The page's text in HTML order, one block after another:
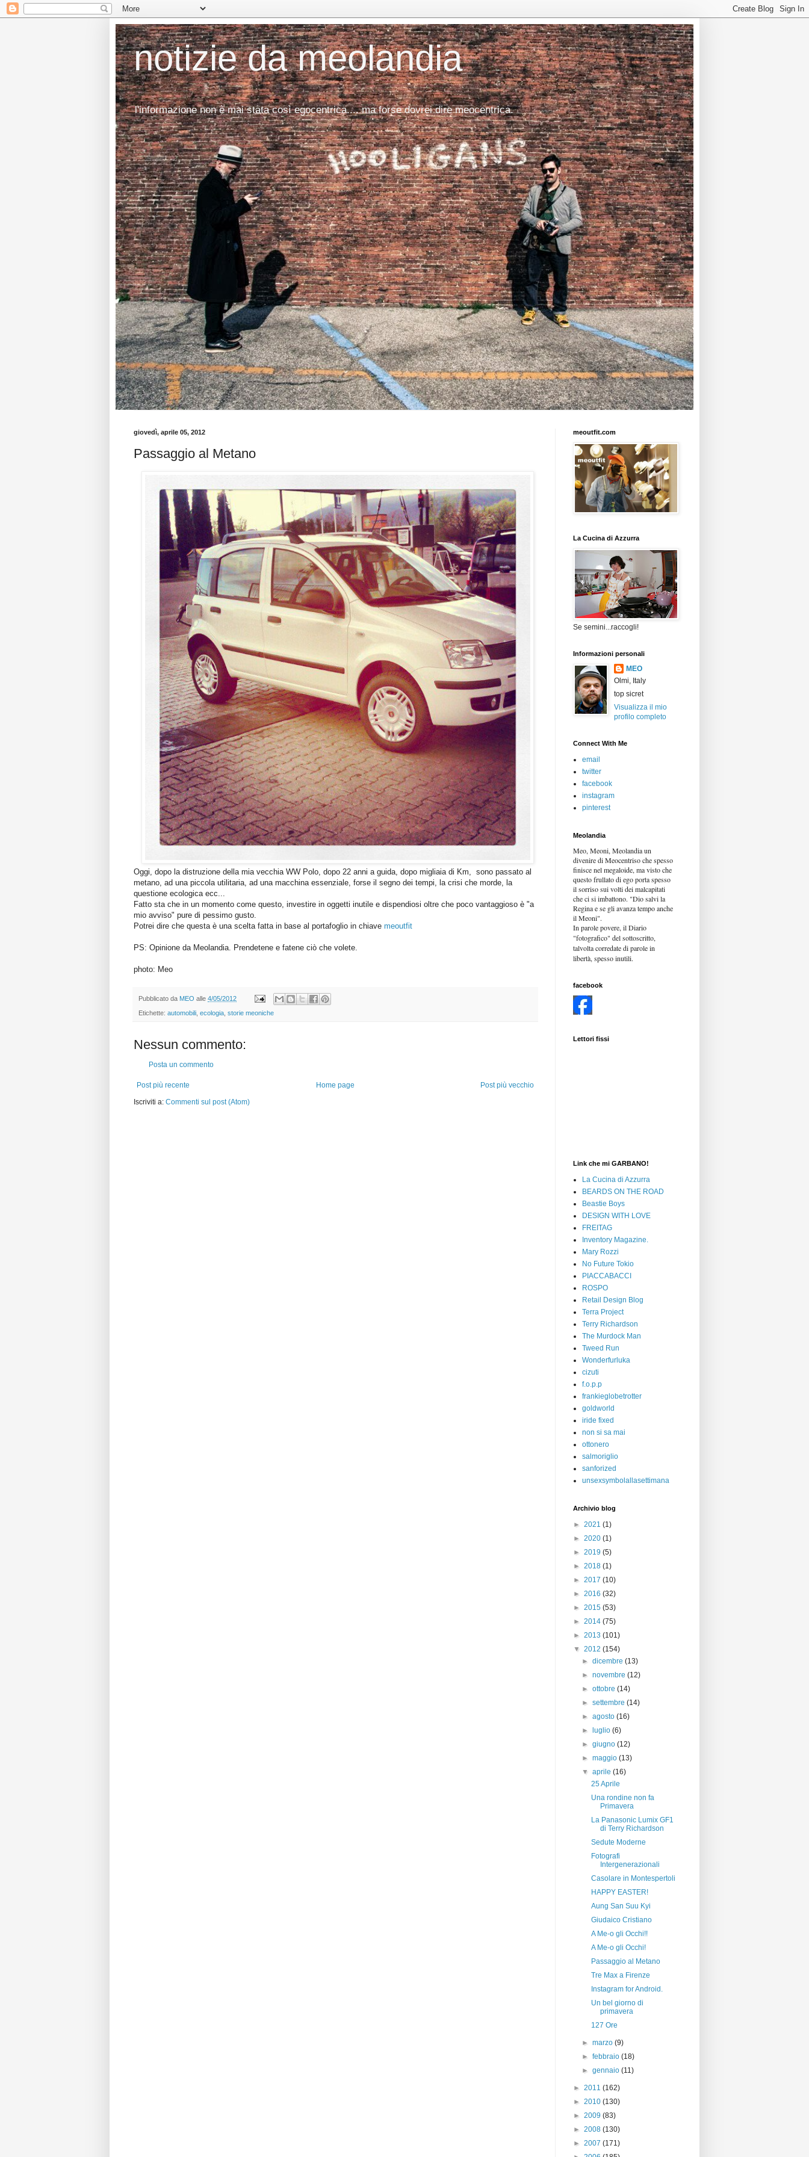
notizie da meolandia
l'informazione non è mai stata così egocentrica.... ma forse dovrei dire meocentrica.
giovedì, aprile 05, 2012
Passaggio al Metano
Oggi, dopo la distruzione della mia vecchia WW Polo, dopo 22 anni a guida, dopo migliaia di Km, sono passato al
metano, ad una piccola utilitaria, ad una macchina essenziale, forse il segno dei tempi, la crisi che morde, la
questione ecologica ecc...
Fatto sta che in un momento come questo, investire in oggetti inutile e dispendiosi oltre che poco vantaggioso è "a
mio avviso" pure di pessimo gusto.
Potrei dire che questa è una scelta fatta in base al portafoglio in chiave meoutfit
PS: Opinione da Meolandia. Prendetene e fatene ciò che volete.
photo: Meo
Pubblicato da MEO alle 4/05/2012
Etichette: automobili ecologia storie meoniche
Nessun commento:
Posta un commento
Post più recente Post più vecchio
Home page
Iscriviti a: Commenti sul post (Atom)
meoutfit.com
La Cucina di Azzurra
Se semini...raccogli!
Informazioni personali
MEO
Olmi, Italy
top sicret
Visualizza il mio
profilo completo
Connect With Me
email
twitter
facebook
instagram
pinterest
Meolandia
Meo, Meoni, Meolandia un
divenire di Meocentriso che spesso
finisce nel megaloide, ma visto che
questo frullato di ego porta spesso
il sorriso sui volti dei malcapitati
che ci si imbattono. "Dio salvi la
Regina e se gli avanza tempo anche
il Meoni".
In parole povere, il Diario
"fotografico" del sottoscritto,
talvolta corredate di parole in
libertà, spesso inutili.
facebook
Lettori fissi
Link che mi GARBANO!
La Cucina di Azzurra
BEARDS ON THE ROAD
Beastie Boys
DESIGN WITH LOVE
FREITAG
Inventory Magazine.
Mary Rozzi
No Future Tokio
PIACCABACCI
ROSPO
Retail Design Blog
Terra Project
Terry Richardson
The Murdock Man
Tweed Run
Wonderfurluka
cizuti
f.o.p.p
frankieglobetrotter
goldworld
iride fixed
non si sa mai
ottonero
salmoriglio
sanforized
unsexsymbolallasettimana
Archivio blog
► 2021 (1)
► 2020 (1)
► 2019 (5)
► 2018 (1)
► 2017 (10)
► 2016 (32)
► 2015 (53)
► 2014 (75)
► 2013 (101)
▼ 2012 (154)
►dicembre(13)
►novembre(12)
►ottobre(14)
►settembre(14)
►agosto(16)
►
luglio(6)
►giugno(12)
►maggio(13)
▼aprile(16)
25 Aprile
Una rondine non fa
Primavera
La Panasonic Lumix GF1
di Terry Richardson
Sedute Moderne
Fotografi
Intergenerazionali
Casolare in Montespertoli
HAPPY EASTER!
Aung San Suu Kyi
Giudaico Cristiano
A Me-o gli Occhi!!
A Me-o gli Occhi!
Passaggio al Metano
Tre Max a Firenze
Instagram for Android.
Un bel giorno di
primavera
127 Ore
►marzo(9)
►febbraio(18)
►gennaio(11)
► 2011 (162)
► 2010 (130)
► 2009 (83)
► 2008 (130)
► 2007 (171)